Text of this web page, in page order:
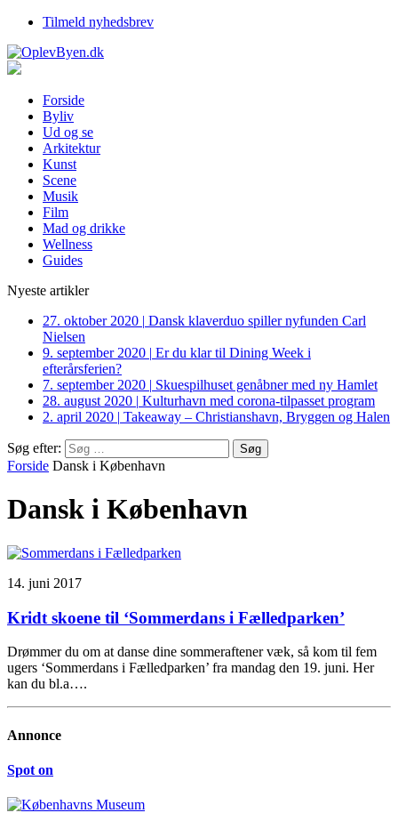
Tilmeld nyhedsbrev
Forside
Byliv
Ud og se
Arkitektur
Kunst
Scene
Musik
Film
Mad og drikke
Wellness
Guides
Nyeste artikler
27. oktober 2020 | Dansk klaverduo spiller nyfunden Carl
Nielsen
9. september 2020 | Er du klar til Dining Week i
efterårsferien?
7. september 2020 | Skuespilhuset genåbner med ny Hamlet
28. august 2020 | Kulturhavn med corona-tilpasset program
2. april 2020 | Takeaway – Christianshavn, Bryggen og Halen
Søg efter:
Forside Dansk i København
Dansk i København
14. juni 2017
Kridt skoene til ‘Sommerdans i Fælledparken’
Drømmer du om at danse dine sommeraftener væk, så kom til fem
ugers ‘Sommerdans i Fælledparken’ fra mandag den 19. juni. Her
kan du bl.a….
Annonce
Spot on